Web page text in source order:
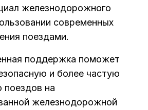
железнодорожного
современных
поездами.
поддержка поможет
и более частую
поездов на
железнодорожной